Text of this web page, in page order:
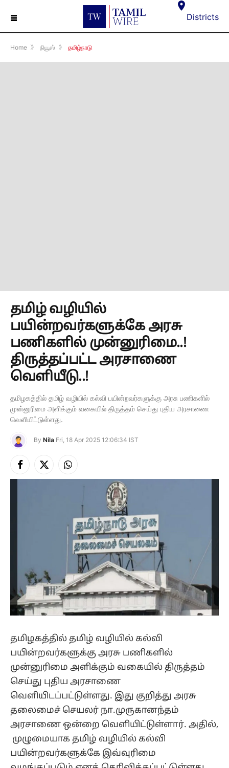
☰ Districts
Home 》 நியூஸ் 》 தமிழ்நாடு
தமிழ் வழியில்
பயின்றவர்களுக்கே அரசு
பணிகளில் முன்னுரிமை..!
திருத்தப்பட்ட அரசாணை
வெளியீடு..!
தமிழகத்தில் தமிழ் வழியில் கல்வி பயின்றவர்களுக்கு அரசு பணிகளில்
முன்னுரிமை அளிக்கும் வகையில் திருத்தம் செய்து புதிய அரசாணை
வெளியிட்டுள்ளது.
By Nila Fri, 18 Apr 2025 12:06:34 IST
Facebook
X
(Twitter)
Instagram
தமிழகத்தில் தமிழ் வழியில் கல்வி
பயின்றவர்களுக்கு அரசு பணிகளில்
முன்னுரிமை அளிக்கும் வகையில் திருத்தம்
செய்து புதிய அரசாணை
வெளியிடப்பட்டுள்ளது. இது குறித்து அரசு
தலைமைச் செயலர் நா.முருகானந்தம்
அரசாணை ஒன்றை வெளியிட்டுள்ளார். அதில்,
முழுமையாக தமிழ் வழியில் கல்வி
பயின்றவர்களுக்கே இவ்வுரிமை